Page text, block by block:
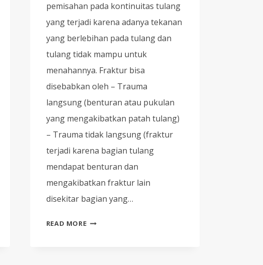
pemisahan pada kontinuitas tulang
yang terjadi karena adanya tekanan
yang berlebihan pada tulang dan
tulang tidak mampu untuk
menahannya. Fraktur bisa
disebabkan oleh – Trauma
langsung (benturan atau pukulan
yang mengakibatkan patah tulang)
– Trauma tidak langsung (fraktur
terjadi karena bagian tulang
mendapat benturan dan
mengakibatkan fraktur lain
disekitar bagian yang…
READ MORECARI